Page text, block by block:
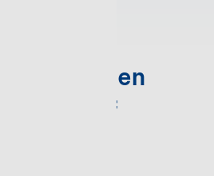
für den
Widerruf